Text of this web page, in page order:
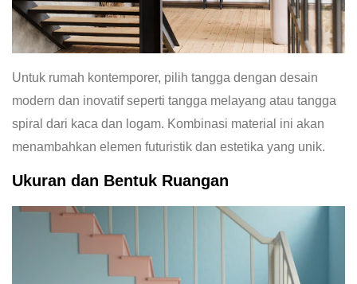
Untuk rumah kontemporer, pilih tangga dengan desain
modern dan inovatif seperti tangga melayang atau tangga
spiral dari kaca dan logam. Kombinasi material ini akan
menambahkan elemen futuristik dan estetika yang unik.
Ukuran dan Bentuk Ruangan